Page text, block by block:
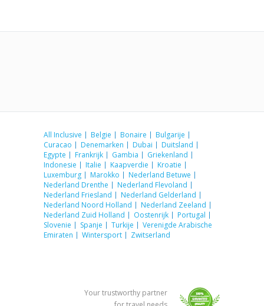
All Inclusive Belgie Bonaire
Bulgarije
Curacao
Denemarken Dubai
Duitsland
Egypte
Frankrijk Gambia
Griekenland
Indonesie
Italie Kaapverdie
Kroatie
Luxemburg
Marokko
Nederland Betuwe
Nederland Drenthe
Nederland Flevoland
Nederland Friesland
Nederland Gelderland
Nederland Noord Holland
Nederland Zeeland
Nederland Zuid Holland
Oostenrijk
Portugal
Slovenie
Spanje Turkije
Verenigde Arabische
Emiraten
Wintersport Zwitserland
Your trustworthy partner